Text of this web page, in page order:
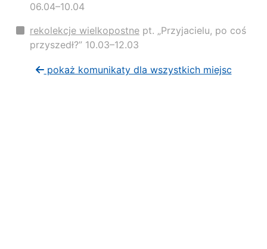
06.04–10.04
rekolekcje wielkopostne pt. „Przyjacielu, po coś
przyszedł?” 10.03–12.03
pokaż komunikaty dla wszystkich miejsc